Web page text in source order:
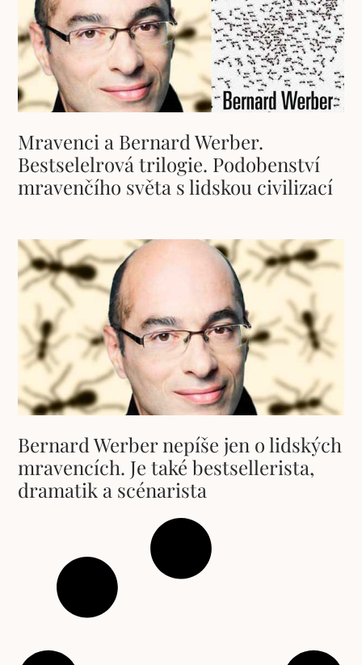
Mravenci a Bernard Werber.
Bestselelrová trilogie. Podobenství
mravenčího světa s lidskou civilizací
Bernard Werber nepíše jen o lidských
mravencích. Je také bestsellerista,
dramatik a scénarista